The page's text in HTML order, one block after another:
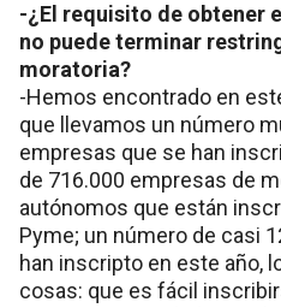
-¿El requisito de obtener
no puede terminar
moratoria?
-Hemos encontrado en
que llevamos un número
empresas que se han
de 716.000 empresas de
autónomos que están
Pyme; un número de casi
han inscripto en este año,
cosas: que es fácil